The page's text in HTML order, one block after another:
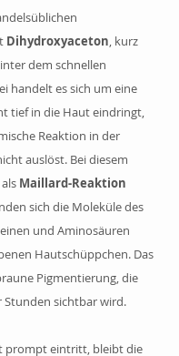
Dihydroxyaceton , kurz
dem schnellen
handelt es sich um eine
tief in die Haut eindringt,
Reaktion in der
auslöst. Bei diesem
Maillard-Reaktion
sich die Moleküle des
und Aminosäuren
Hautschüppchen. Das
Pigmentierung, die
Stunden sichtbar wird.
prompt eintritt, bleibt die